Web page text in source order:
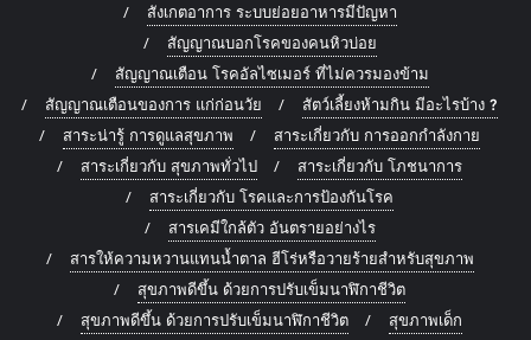
สังเกตอาการ ระบบย่อยอาหารมีปัญหา
สัญญาณบอกโรคของคนหิวบ่อย
สัญญาณเตือน โรคอัลไซเมอร์ ที่ไม่ควรมองข้าม
สัญญาณเตือนของการ แก่ก่อนวัย
สัตว์เลี้ยงห้ามกิน มีอะไรบ้าง ?
สาระน่ารู้ การดูแลสุขภาพ
สาระเกี่ยวกับ การออกกำลังกาย
สาระเกี่ยวกับ สุขภาพทั่วไป
สาระเกี่ยวกับ โภชนาการ
สาระเกี่ยวกับ โรคและการป้องกันโรค
สารเคมีใกล้ตัว อันตรายอย่างไร
สารให้ความหวานแทนน้ำตาล ฮีโร่หรือวายร้ายสำหรับสุขภาพ
สุขภาพดีขึ้น ด้วยการปรับเข็มนาฬิกาชีวิต
สุขภาพดีขึ้น ด้วยการปรับเข็มนาฬิกาชีวิต
สุขภาพเด็ก